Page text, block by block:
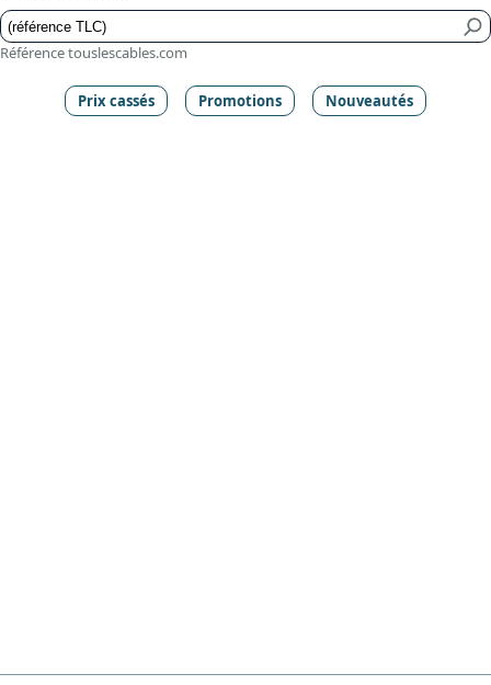
Référence touslescables.com
Prix cassés Promotions Nouveautés